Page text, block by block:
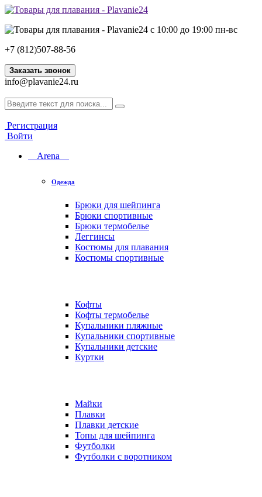
с 10:00 до 19:00 пн-вс
+7 (812)507-88-56
Заказать звонок
info@plavanie24.ru
Регистрация
Войти
Arena
Одежда
Брюки для шейпинга
Брюки спортивные
Брюки термобелье
Леггинсы
Костюмы для плавания
Костюмы спортивные
Кофты
Кофты термобелье
Купальники пляжные
Купальники спортивные
Купальники детские
Куртки
Майки
Плавки
Плавки детские
Топы для шейпинга
Футболки
Футболки с воротником